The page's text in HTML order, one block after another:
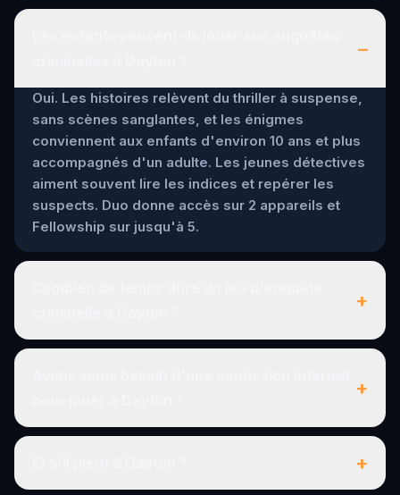
–
Oui. Les histoires relèvent du thriller à suspense,
sans scènes sanglantes, et les énigmes
conviennent aux enfants d'environ 10 ans et plus
accompagnés d'un adulte. Les jeunes détectives
aiment souvent lire les indices et repérer les
suspects. Duo donne accès sur 2 appareils et
Fellowship sur jusqu'à 5.
+
+
+